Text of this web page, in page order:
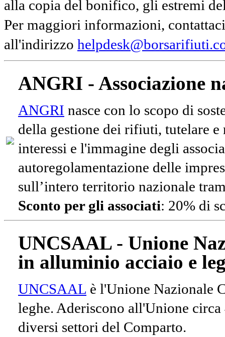
alla copia del bonifico, gli estremi
Per maggiori informazioni,
all'indirizzo
ANGRI - Associazione
ANGRI nasce con lo scopo di
della gestione dei rifiuti, tutelare e
interessi e l'immagine degli
autoregolamentazione delle
sull’intero territorio nazionale
Sconto per gli associati: 20% di
UNCSAAL - Unione
in alluminio acciaio e
UNCSAAL è l'Unione Nazionale
leghe. Aderiscono all'Unione
diversi settori del Comparto.